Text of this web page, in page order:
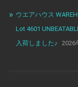
ウエアハウス
Lot 4601
入荷しました♪
2026